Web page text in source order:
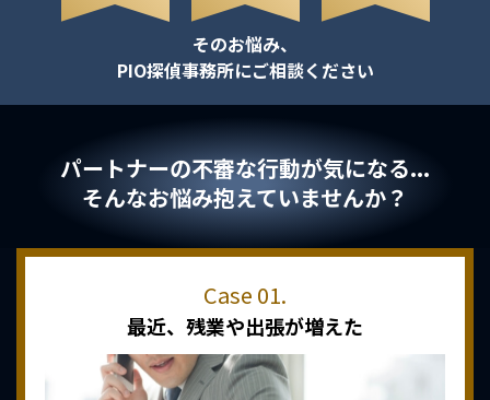
そのお悩み、
PIO探偵事務所にご相談ください
パートナーの不審な行動が気になる...
そんなお悩み抱えていませんか？
最近、 残業や出張が増えた